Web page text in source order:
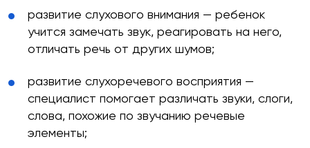
развитие слухового внимания — ребенок
учится замечать звук, реагировать на него,
отличать речь от других шумов;
развитие слухоречевого восприятия —
специалист помогает различать звуки, слоги,
слова, похожие по звучанию речевые
элементы;